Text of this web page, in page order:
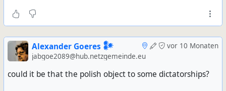
vor 10 Monaten
Alexander Goeres 𒀯
jabgoe2089@hub.netzgemeinde.eu
could it be that the polish object to some dictatorships?